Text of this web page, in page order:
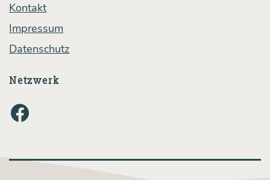
Kontakt
Impressum
Datenschutz
Netzwerk
Facebook